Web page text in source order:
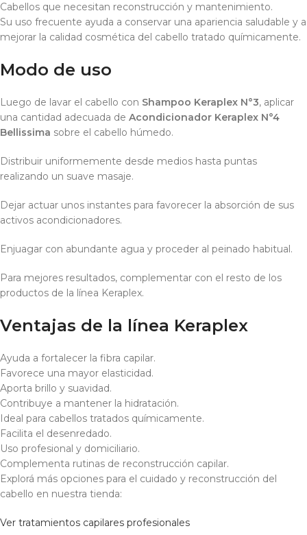
Cabellos que necesitan reconstrucción y mantenimiento.
Su uso frecuente ayuda a conservar una apariencia saludable y a
mejorar la calidad cosmética del cabello tratado químicamente.
Modo de uso
Luego de lavar el cabello con Shampoo Keraplex N°3, aplicar
una cantidad adecuada de Acondicionador Keraplex N°4
Bellissima sobre el cabello húmedo.
Distribuir uniformemente desde medios hasta puntas
realizando un suave masaje.
Dejar actuar unos instantes para favorecer la absorción de sus
activos acondicionadores.
Enjuagar con abundante agua y proceder al peinado habitual.
Para mejores resultados, complementar con el resto de los
productos de la línea Keraplex.
Ventajas de la línea Keraplex
Ayuda a fortalecer la fibra capilar.
Favorece una mayor elasticidad.
Aporta brillo y suavidad.
Contribuye a mantener la hidratación.
Ideal para cabellos tratados químicamente.
Facilita el desenredado.
Uso profesional y domiciliario.
Complementa rutinas de reconstrucción capilar.
Explorá más opciones para el cuidado y reconstrucción del
cabello en nuestra tienda:
Ver tratamientos capilares profesionales